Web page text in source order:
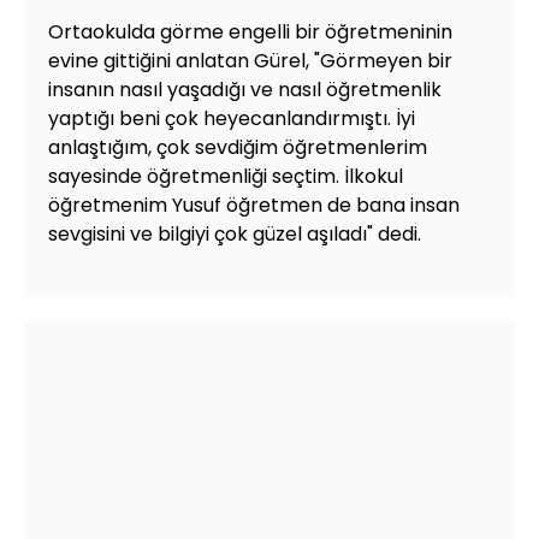
Ortaokulda görme engelli bir öğretmeninin
evine gittiğini anlatan Gürel, "Görmeyen bir
insanın nasıl yaşadığı ve nasıl öğretmenlik
yaptığı beni çok heyecanlandırmıştı. İyi
anlaştığım, çok sevdiğim öğretmenlerim
sayesinde öğretmenliği seçtim. İlkokul
öğretmenim Yusuf öğretmen de bana insan
sevgisini ve bilgiyi çok güzel aşıladı" dedi.